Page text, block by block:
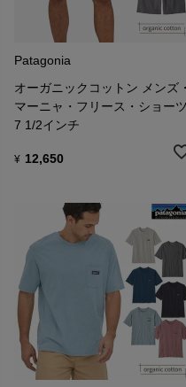
おります。
ギフト等でさしつかえのある
Patagonia
オーガニックコットン メンズ・
マーニャ・フリース・ショーツ
7 1/2インチ
¥ 12,650